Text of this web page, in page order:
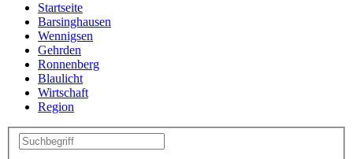
Startseite
Barsinghausen
Wennigsen
Gehrden
Ronnenberg
Blaulicht
Wirtschaft
Region